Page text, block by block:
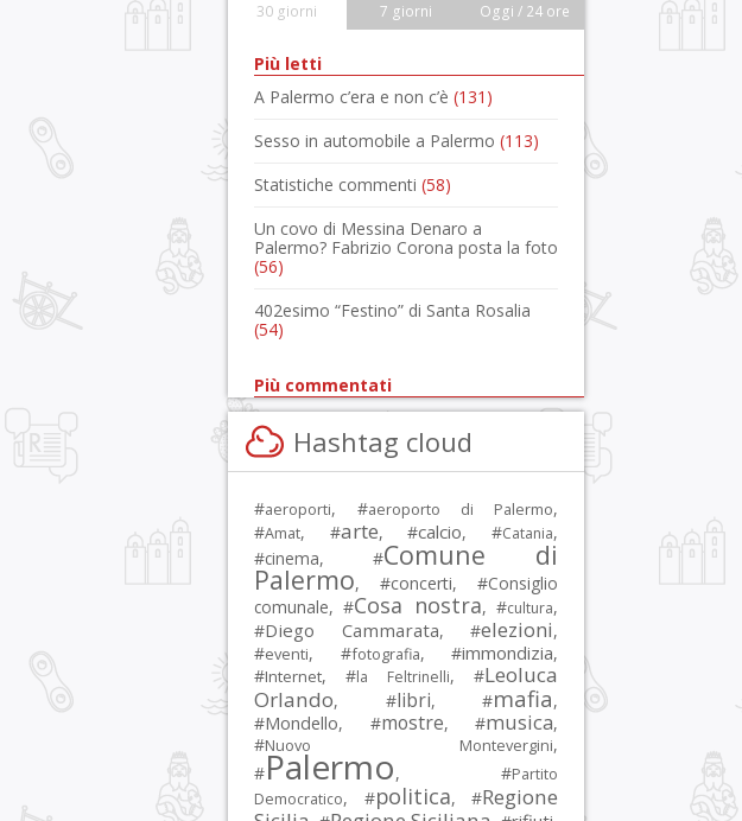
30 giorni 7 giorni Oggi / 24 ore
Più letti
A Palermo c’era e non c’è (131)
Sesso in automobile a Palermo (113)
Statistiche commenti (58)
Un covo di Messina Denaro a
Palermo? Fabrizio Corona posta la foto
(56)
402esimo “Festino” di Santa Rosalia
(54)
Più commentati
Hashtag cloud
#aeroporti, #aeroporto di Palermo,
#Amat, #arte, #calcio, #Catania,
#cinema, #Comune di
Palermo, #concerti, #Consiglio
comunale, #Cosa nostra, #cultura,
#Diego Cammarata, #elezioni,
#eventi, #fotografia, #immondizia,
#Internet, #la Feltrinelli, #Leoluca
Orlando, #libri, #mafia,
#Mondello, #mostre, #musica,
#Nuovo Montevergini,
#Palermo, #Partito
Democratico, #politica, #Regione